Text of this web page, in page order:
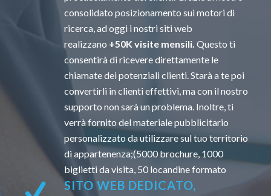
consolidato posizionamento sui motori di
ricerca, ad oggi i nostri siti web
realizzano +50K visite mensili. Questo ti
consentirà di ricevere direttamente le
chiamate dei potenziali clienti. Starà a te poi
convertirli in clienti effettivi, ma con il nostro
supporto non sarà un problema. Inoltre, ti
verrà fornito del materiale pubblicitario
personalizzato da utilizzare sul tuo territorio
di appartenenza;(5000 brochure, 1000
biglietti da visita, 50 locandine formato
SITO WEB DEDICATO,